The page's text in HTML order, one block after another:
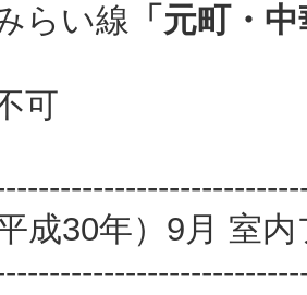
らい線 「元町・
可
成30年）9月 室